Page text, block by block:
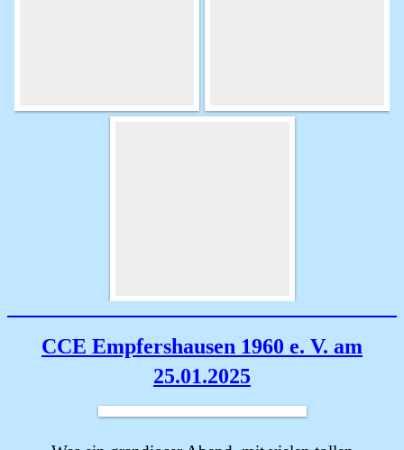
CCE Empfershausen 1960 e. V. am
25.01.2025